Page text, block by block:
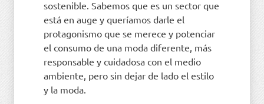
sostenible. Sabemos que es un sector que
está en auge y queríamos darle el
protagonismo que se merece y potenciar
el consumo de una moda diferente, más
responsable y cuidadosa con el medio
ambiente, pero sin dejar de lado el estilo
y la moda.